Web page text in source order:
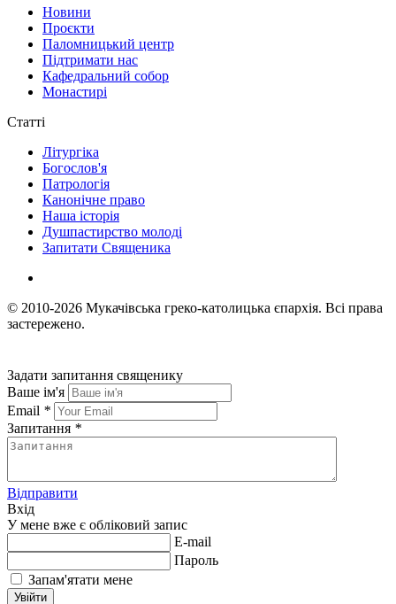
Новини
Проєкти
Паломницький центр
Підтримати нас
Кафедральний собор
Монастирі
Статті
Літургіка
Богослов'я
Патрологія
Канонічне право
Наша історія
Душпастирство молоді
Запитати Священика
© 2010-2026 Мукачівська греко-католицька єпархія. Всі права
застережено.
Задати запитання священику
Ваше ім'я
Email *
Запитання *
Відправити
Вхід
У мене вже є обліковий запис
E-mail
Пароль
Запам'ятати мене
Увійти